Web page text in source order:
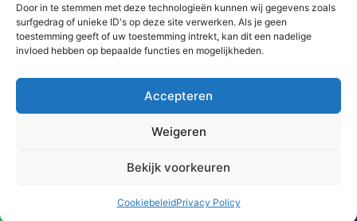
Door in te stemmen met deze technologieën kunnen wij gegevens zoals
surfgedrag of unieke ID's op deze site verwerken. Als je geen
toestemming geeft of uw toestemming intrekt, kan dit een nadelige
invloed hebben op bepaalde functies en mogelijkheden.
Accepteren
Weigeren
Bekijk voorkeuren
CookiebeleidPrivacy Policy
Vul hier je e-mail adres in om het
GRATIS wandelboekje te
ontvangen
Versturen